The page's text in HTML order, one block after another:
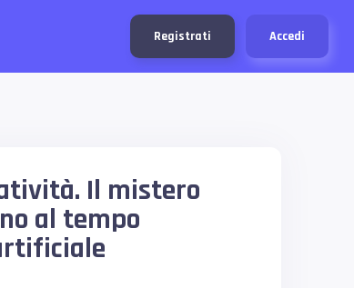
Registrati Accedi
Il mistero
al tempo